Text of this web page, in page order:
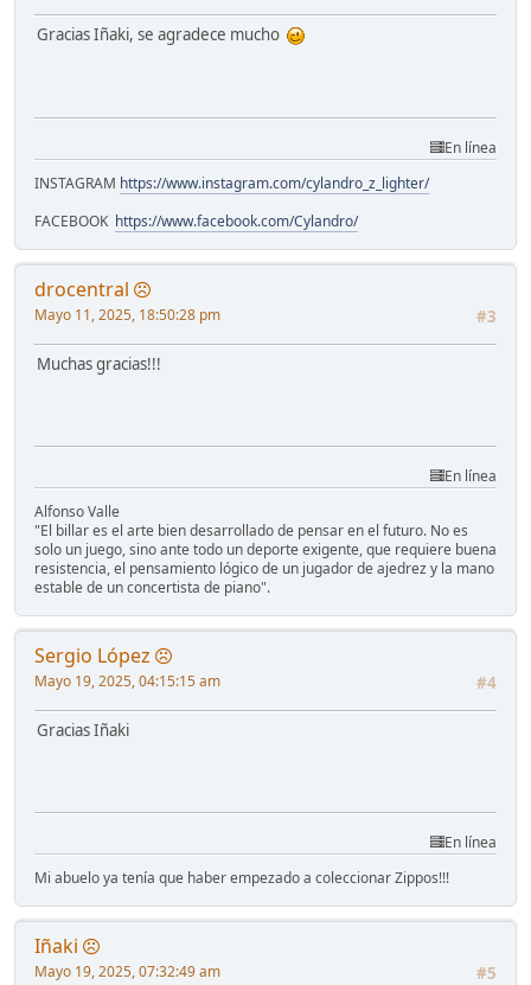
Gracias Iñaki, se agradece mucho
En línea
INSTAGRAM https://www.instagram.com/cylandro_z_lighter/
FACEBOOK https://www.facebook.com/Cylandro/
drocentral
#3
Mayo 11, 2025, 18:50:28 pm
Muchas gracias!!!
En línea
Alfonso Valle
"El billar es el arte bien desarrollado de pensar en el futuro. No es
solo un juego, sino ante todo un deporte exigente, que requiere buena
resistencia, el pensamiento lógico de un jugador de ajedrez y la mano
estable de un concertista de piano".
Sergio López
#4
Mayo 19, 2025, 04:15:15 am
Gracias Iñaki
En línea
Mi abuelo ya tenía que haber empezado a coleccionar Zippos!!!
Iñaki
#5
Mayo 19, 2025, 07:32:49 am